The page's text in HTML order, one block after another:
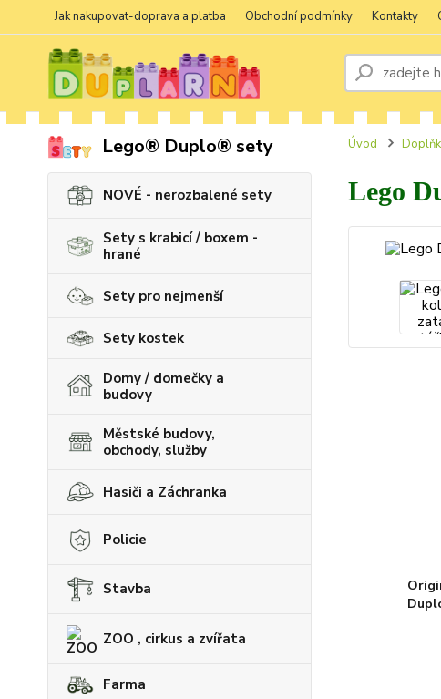
Jak nakupovat-doprava a platba Obchodní podmínky Kontakty
Lego® Duplo® sety
NOVÉ - nerozbalené sety
Sety s krabicí / boxem -
hrané
Sety pro nejmenší
Sety kostek
Domy / domečky a
budovy
Městské budovy,
obchody, služby
Hasiči a Záchranka
Policie
Stavba
ZOO , cirkus a zvířata
Farma
Úvod
Lego